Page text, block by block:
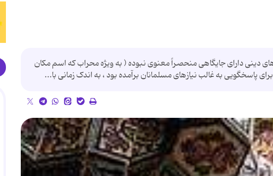
دینی دارای جایگاهی منحصراً معنوی نبوده ( به ویژه محراب که اسم مکان
پاسخگویی به غالب نیازهای مسلمانان برآمده بود ، به اندک زمانی با...